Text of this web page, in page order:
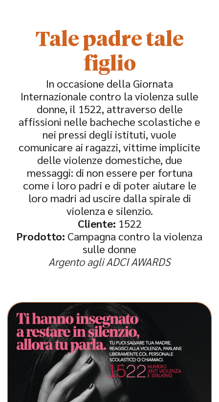
Tale padre tale
figlio
In occasione della Giornata
Internazionale contro la violenza sulle
donne, il 1522, attraverso delle
affissioni nelle bacheche scolastiche e
nei pressi degli istituti, vuole
comunicare ai ragazzi, vittime implicite
delle violenze domestiche, due
messaggi: di non essere per fortuna
come i loro padri e di poter aiutare le
loro madri ad uscire dalla spirale di
violenza e silenzio.
Cliente: 1522
Prodotto: Campagna contro la violenza
sulle donne
Argento agli ADCI AWARDS